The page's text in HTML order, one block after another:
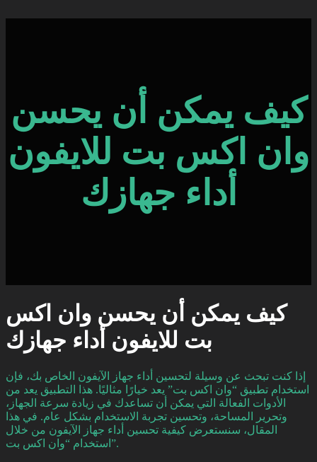
كيف يمكن أن يحسن
وان اكس بت للايفون
أداء جهازك
كيف يمكن أن يحسن وان اكس
بت للايفون أداء جهازك
إذا كنت تبحث عن وسيلة لتحسين أداء جهاز الآيفون الخاص بك، فإن
استخدام تطبيق “وان اكس بت” يعد خيارًا مثاليًا. هذا التطبيق يعد من
الأدوات الفعالة التي يمكن أن تساعدك في زيادة سرعة الجهاز،
وتحرير المساحة، وتحسين تجربة الاستخدام بشكل عام. في هذا
المقال، سنستعرض كيفية تحسين أداء جهاز الآيفون من خلال
استخدام “وان اكس بت”.